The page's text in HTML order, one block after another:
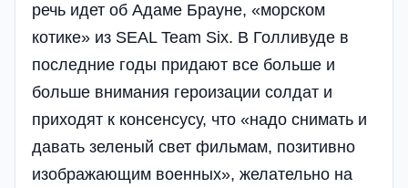
речь идет об Адаме Брауне, «морском
котике» из SEAL Team Six. В Голливуде в
последние годы придают все больше и
больше внимания героизации солдат и
приходят к консенсусу, что «надо снимать и
давать зеленый свет фильмам, позитивно
изображающим военных», желательно на